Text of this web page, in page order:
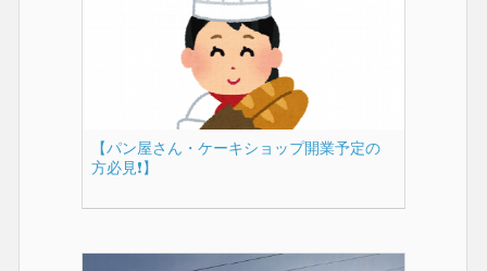
【パン屋さん・ケーキショップ開業予定の
方必見❗】